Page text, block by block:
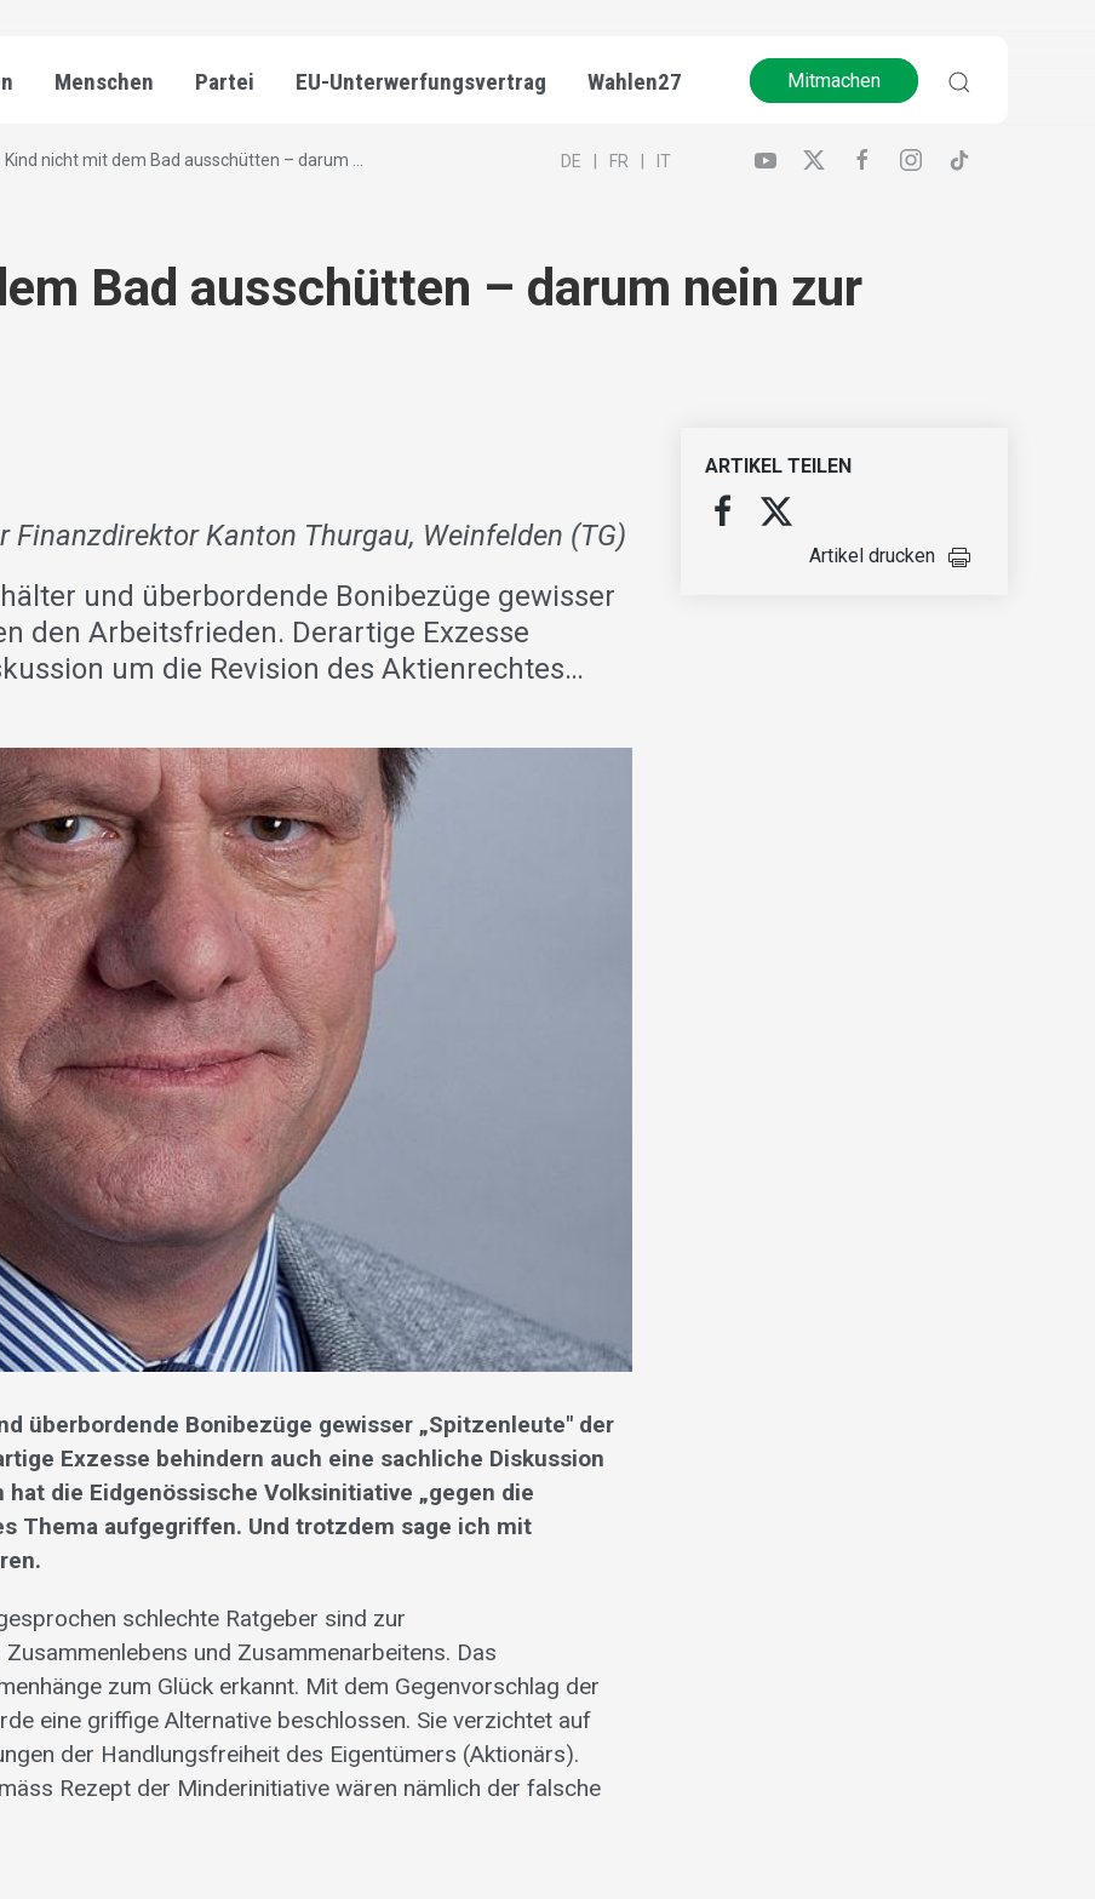
Menschen Partei EU-Unterwerfungsvertrag Wahlen27 Mitmachen
Kind nicht mit dem Bad ausschütten – darum ... DE FR IT
Bad ausschütten – darum nein zur
Finanzdirektor Kanton Thurgau, Weinfelden (TG)
und überbordende Bonibezüge gewisser
den Arbeitsfrieden. Derartige Exzesse
um die Revision des Aktienrechtes…
überbordende Bonibezüge gewisser „Spitzenleute" der
Exzesse behindern auch eine sachliche Diskussion
die Eidgenössische Volksinitiative „gegen die
Thema aufgegriffen. Und trotzdem sage ich mit
schlechte Ratgeber sind zur
und Zusammenarbeitens. Das
zum Glück erkannt. Mit dem Gegenvorschlag der
eine griffige Alternative beschlossen. Sie verzichtet auf
der Handlungsfreiheit des Eigentümers (Aktionärs).
Rezept der Minderinitiative wären nämlich der falsche
ARTIKEL TEILEN
Artikel drucken